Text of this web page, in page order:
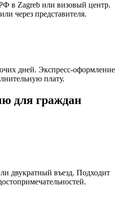
в Zagreb или визовый центр.
через представителя.
дней. Экспресс-оформление
плату.
для граждан
двукратный въезд. Подходит